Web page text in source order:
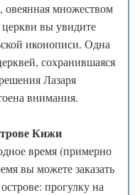
овеянная множеством
вы увидите
иконописи. Одна
сохранившаяся
Лазаря
внимания.
Кижи
время (примерно
вы можете заказать
прогулку на